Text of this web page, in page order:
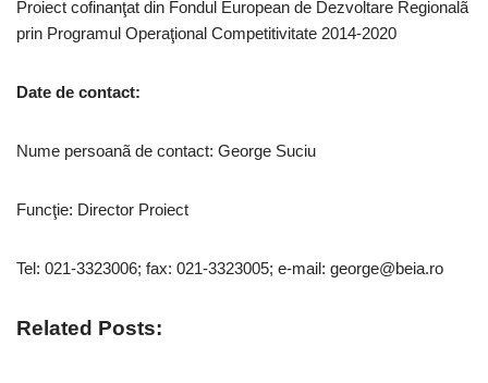
Proiect cofinanţat din Fondul European de Dezvoltare Regionalã
prin Programul Operaţional Competitivitate 2014-2020
Date de contact:
Nume persoanã de contact: George Suciu
Funcţie: Director Proiect
Tel: 021-3323006; fax: 021-3323005; e-mail: george@beia.ro
Related Posts: